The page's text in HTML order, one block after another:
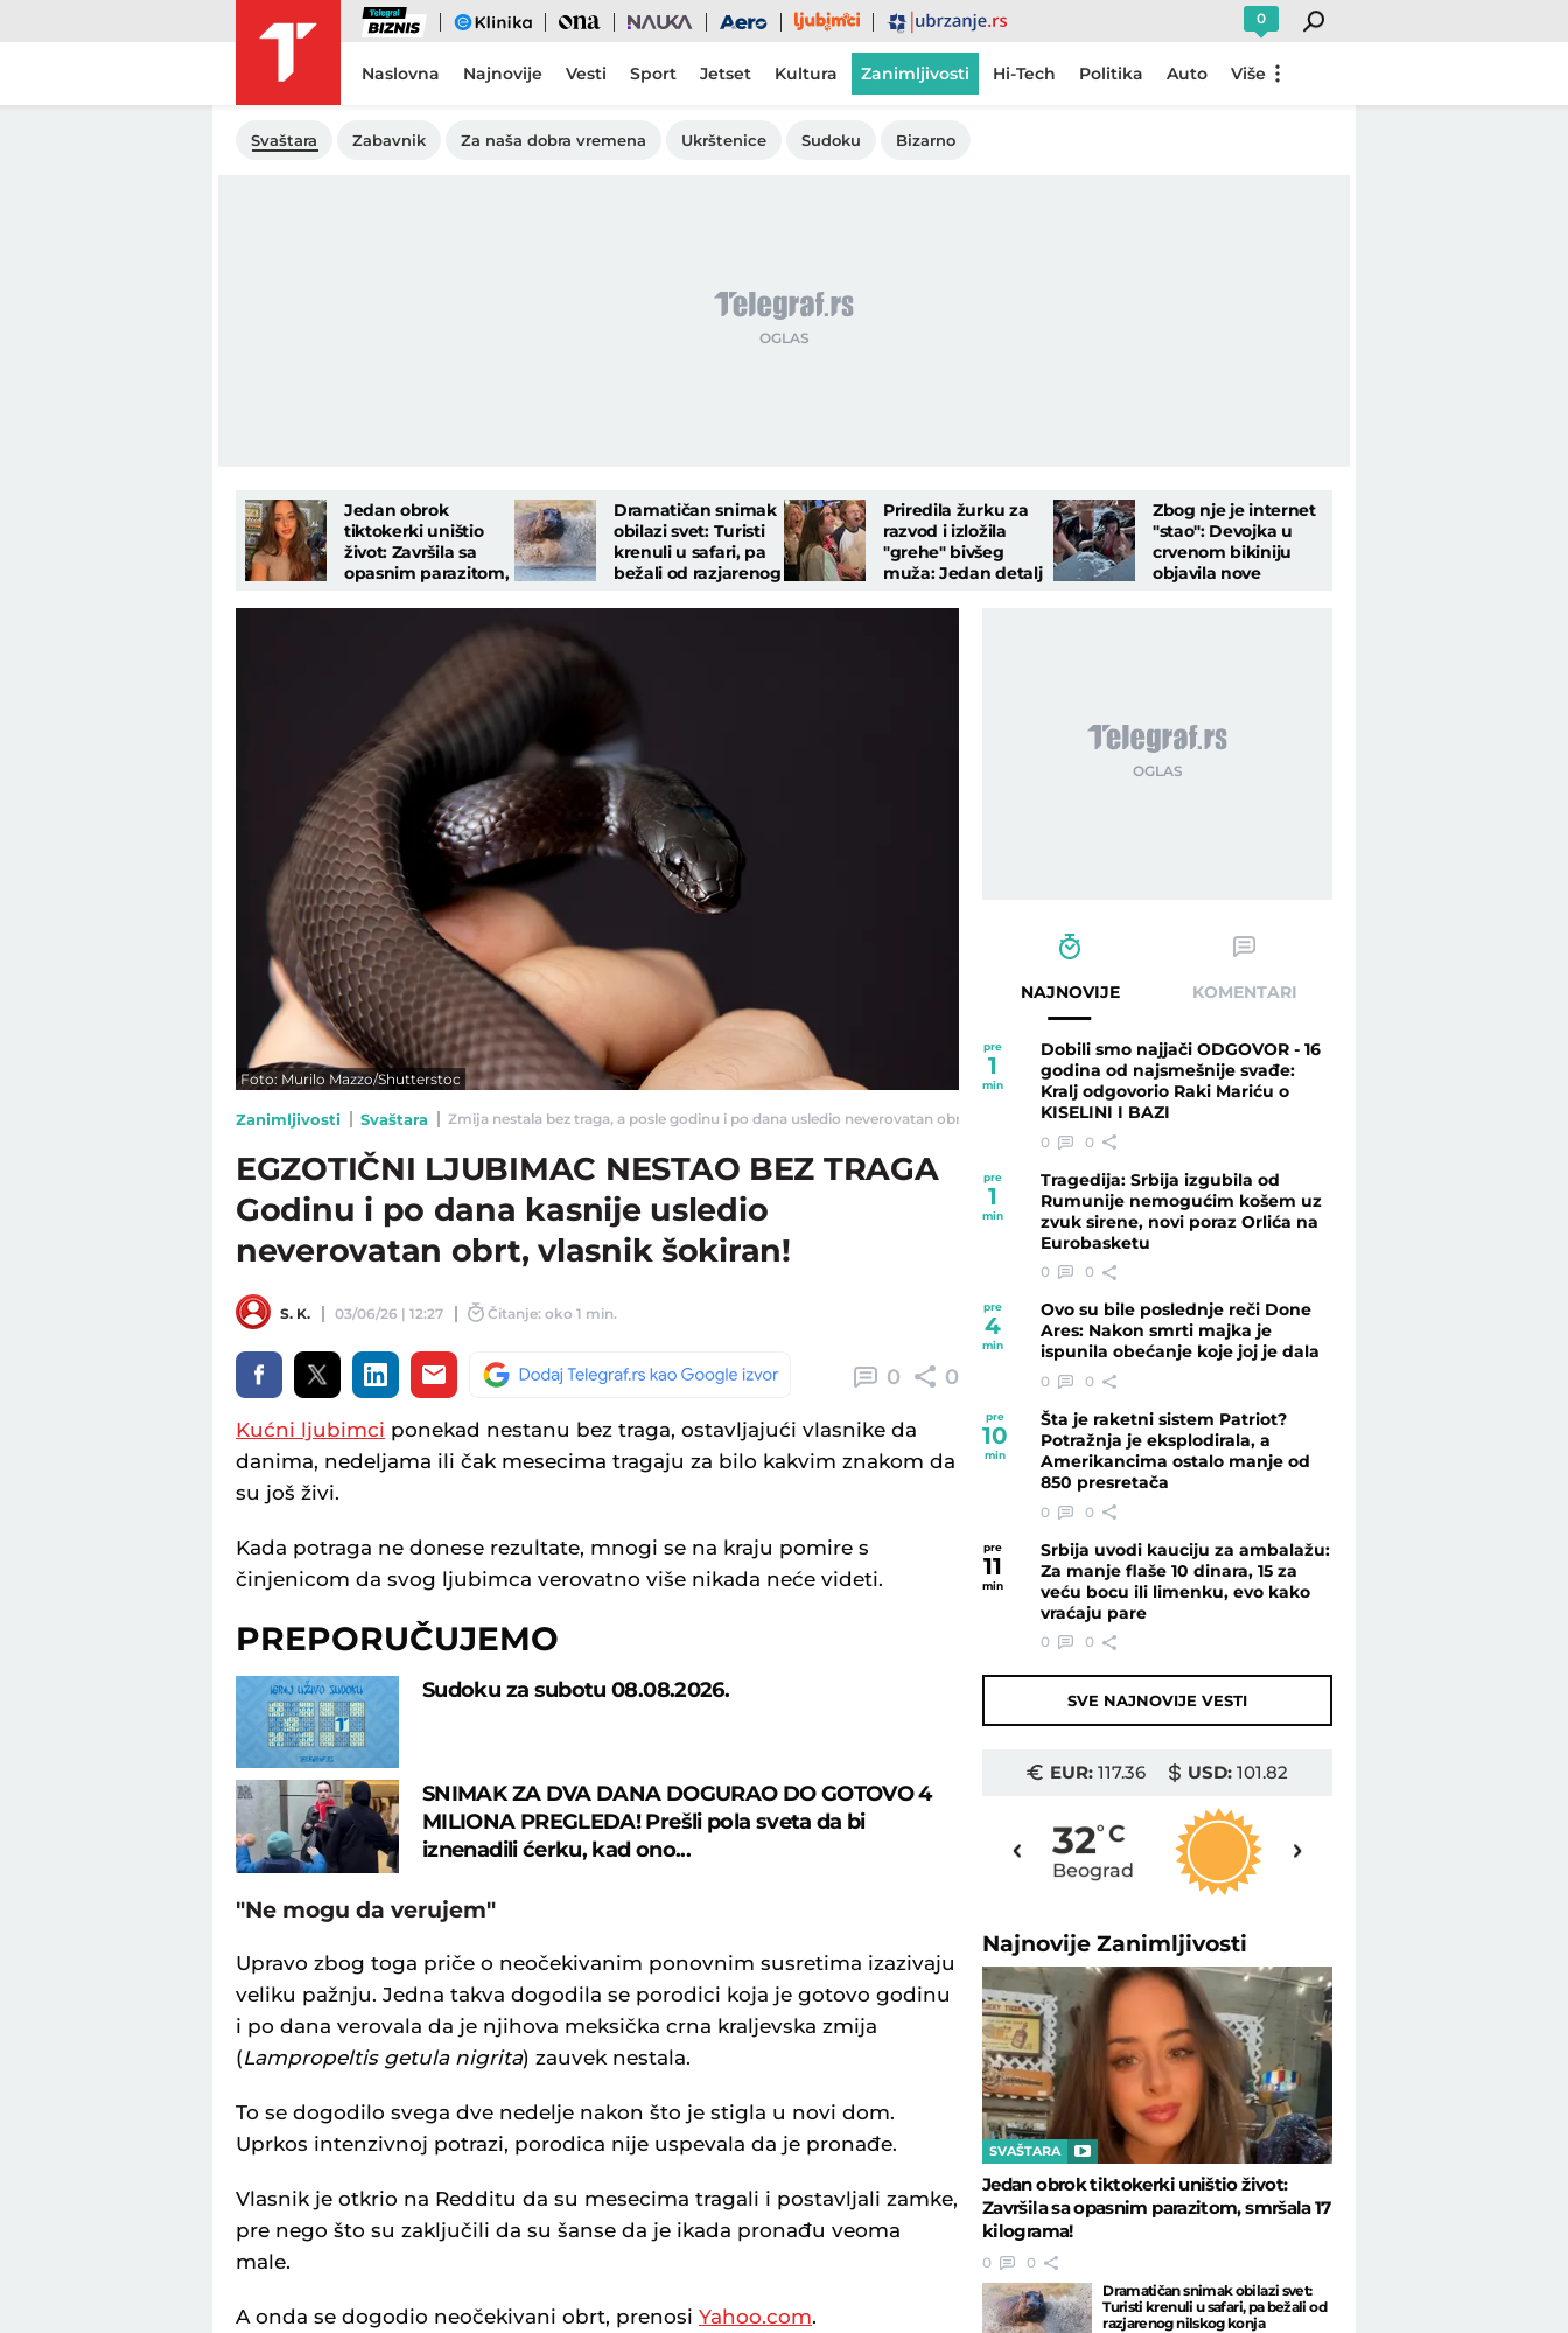
Biznis eKlinika Ona Nauka Aero Ljubimci Ubrzanje 0
Naslovna Najnovije Vesti Sport Jetset Kultura Zanimljivosti Hi-Tech Politika Auto Više
Svaštara Zabavnik Za naša dobra vremena Ukrštenice Sudoku Bizarno
Jedan obrok
tiktokerki uništio
život: Završila sa
opasnim parazitom,
kilograma!
Dramatičan snimak
obilazi svet: Turisti
krenuli u safari, pa
bežali od razjarenog
Priredila žurku za
razvod i izložila
"grehe" bivšeg
muža: Jedan detalj
teksta
Zbog nje je internet
"stao": Devojka u
crvenom bikiniju
objavila nove
Foto: Murilo Mazzo/Shutterstoc
Zanimljivosti Svaštara Zmija nestala bez traga, a posle godinu i po dana usledio neverovatan obrt - Telegraf.rs
EGZOTIČNI LJUBIMAC NESTAO BEZ TRAGA
Godinu i po dana kasnije usledio
neverovatan obrt, vlasnik šokiran!
S. K. 03/06/26 | 12:27 Čitanje: oko 1 min.
0 0
Kućni ljubimci ponekad nestanu bez traga, ostavljajući vlasnike da
danima, nedeljama ili čak mesecima tragaju za bilo kakvim znakom da
su još živi.
Kada potraga ne donese rezultate, mnogi se na kraju pomire s
činjenicom da svog ljubimca verovatno više nikada neće videti.
PREPORUČUJEMO
Sudoku za subotu 08.08.2026.
SNIMAK ZA DVA DANA DOGURAO DO GOTOVO 4
MILIONA PREGLEDA! Prešli pola sveta da bi
iznenadili ćerku, kad ono...
"Ne mogu da verujem"
Upravo zbog toga priče o neočekivanim ponovnim susretima izazivaju
veliku pažnju. Jedna takva dogodila se porodici koja je gotovo godinu
i po dana verovala da je njihova meksička crna kraljevska zmija
(Lampropeltis getula nigrita) zauvek nestala.
To se dogodilo svega dve nedelje nakon što je stigla u novi dom.
Uprkos intenzivnoj potrazi, porodica nije uspevala da je pronađe.
Vlasnik je otkrio na Redditu da su mesecima tragali i postavljali zamke,
pre nego što su zaključili da su šanse da je ikada pronađu veoma
male.
A onda se dogodio neočekivani obrt, prenosi Yahoo.com.
NAJNOVIJE KOMENTARI
pre
1
min
Dobili smo najjači ODGOVOR - 16
godina od najsmešnije svađe:
Kralj odgovorio Raki Mariću o
KISELINI I BAZI
0 0
pre
1
min
Tragedija: Srbija izgubila od
Rumunije nemogućim košem uz
zvuk sirene, novi poraz Orlića na
Eurobasketu
0 0
pre
4
min
Ovo su bile poslednje reči Done
Ares: Nakon smrti majka je
ispunila obećanje koje joj je dala
0 0
pre
10
min
Šta je raketni sistem Patriot?
Potražnja je eksplodirala, a
Amerikancima ostalo manje od
850 presretača
0 0
pre
11
min
Srbija uvodi kauciju za ambalažu:
Za manje flaše 10 dinara, 15 za
veću bocu ili limenku, evo kako
vraćaju pare
0 0
SVE NAJNOVIJE VESTI
EUR:117.36 USD: 101.82
30 o C 32o C
Beograd
NajnovijeZanimljivosti
SVAŠTARA
Jedan obrok tiktokerki uništio život:
Završila sa opasnim parazitom, smršala 17
kilograma!
0
0
Dramatičan snimak obilazi svet:
Turisti krenuli u safari, pa bežali od
razjarenog nilskog konja